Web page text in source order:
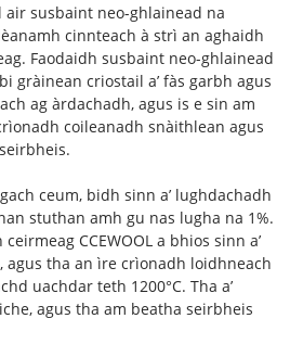
air susbaint neo-ghlainead na
cinnteach à strì an aghaidh
Faodaidh susbaint neo-ghlainead
gràinean criostail a’ fàs garbh agus
ag àrdachadh, agus is e sin am
coileanadh snàithlean agus
ceum, bidh sinn a’ lughdachadh
stuthan amh gu nas lugha na 1%.
CCEWOOL a bhios sinn a’
agus tha an ìre crìonadh loidhneach
uachdar teth 1200°C. Tha a’
agus tha am beatha seirbheis